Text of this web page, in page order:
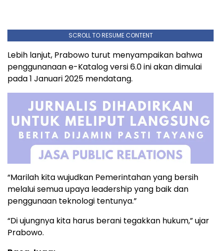
SCROLL TO RESUME CONTENT
Lebih lanjut, Prabowo turut menyampaikan bahwa
penggunanaan e-Katalog versi 6.0 ini akan dimulai
pada 1 Januari 2025 mendatang.
“Marilah kita wujudkan Pemerintahan yang bersih
melalui semua upaya leadership yang baik dan
penggunaan teknologi tentunya.”
“Di ujungnya kita harus berani tegakkan hukum,” ujar
Prabowo.